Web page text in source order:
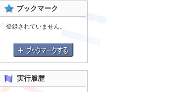
ブックマーク
登録されていません。
実行履歴